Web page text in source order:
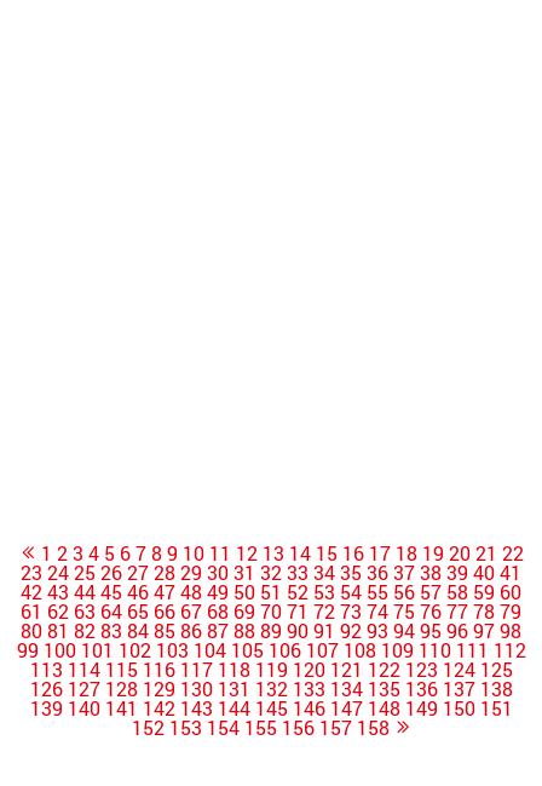
1 2 3 4 5 6 7 8 9 10 11 12 13 14 15 16 17 18 19 20 21 22
23 242526272829 3031 32 33 343536373839 4041
42 43 444546474849 50 51 52 53 54 55 56 57 58 59 60
61 62 63 64 65 66 67 68 69 7071 72 73 747576777879
8081 82 83 848586878889 9091 92 93 9495969798
99 100 101 102 103 104 105 106 107 108 109 110 111 112
113 114 115 116 117 118 119 120 121 122 123 124 125
126 127 128 129 130 131 132 133 134 135 136 137 138
139 140 141 142 143 144 145 146 147 148 149 150 151
152 153 154 155 156 157 158